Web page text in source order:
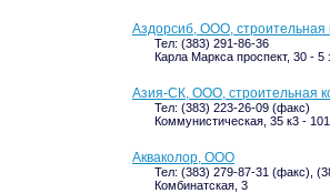
Аздорсиб, ООО, строительная
Тел: (383) 291-86-36
Карла Маркса проспект, 30 - 5
Азия-СК, ООО, строительная
Тел: (383) 223-26-09 (факс)
Коммунистическая, 35 к3 -
Акваколор, ООО
Тел: (383) 279-87-31 (факс),
Комбинатская, 3